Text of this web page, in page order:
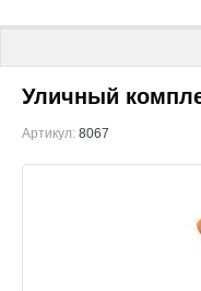
Главная Детские
Уличный
Артикул: 8067